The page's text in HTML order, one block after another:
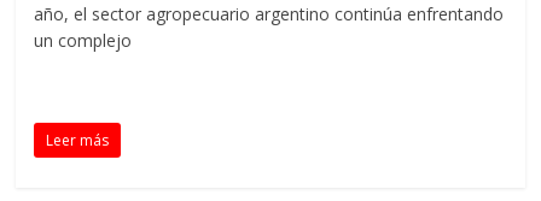
año, el sector agropecuario argentino continúa enfrentando
un complejo
Leer más